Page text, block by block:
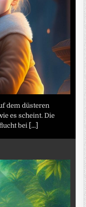
dem düsteren
es scheint. Die
bei
[...]